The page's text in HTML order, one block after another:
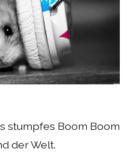
stumpfes Boom Boom
der Welt.